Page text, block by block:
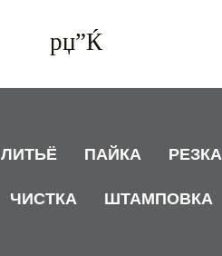
ЛИТЬЁ ПАЙКА РЕЗКА
ЧИСТКА ШТАМПОВКА